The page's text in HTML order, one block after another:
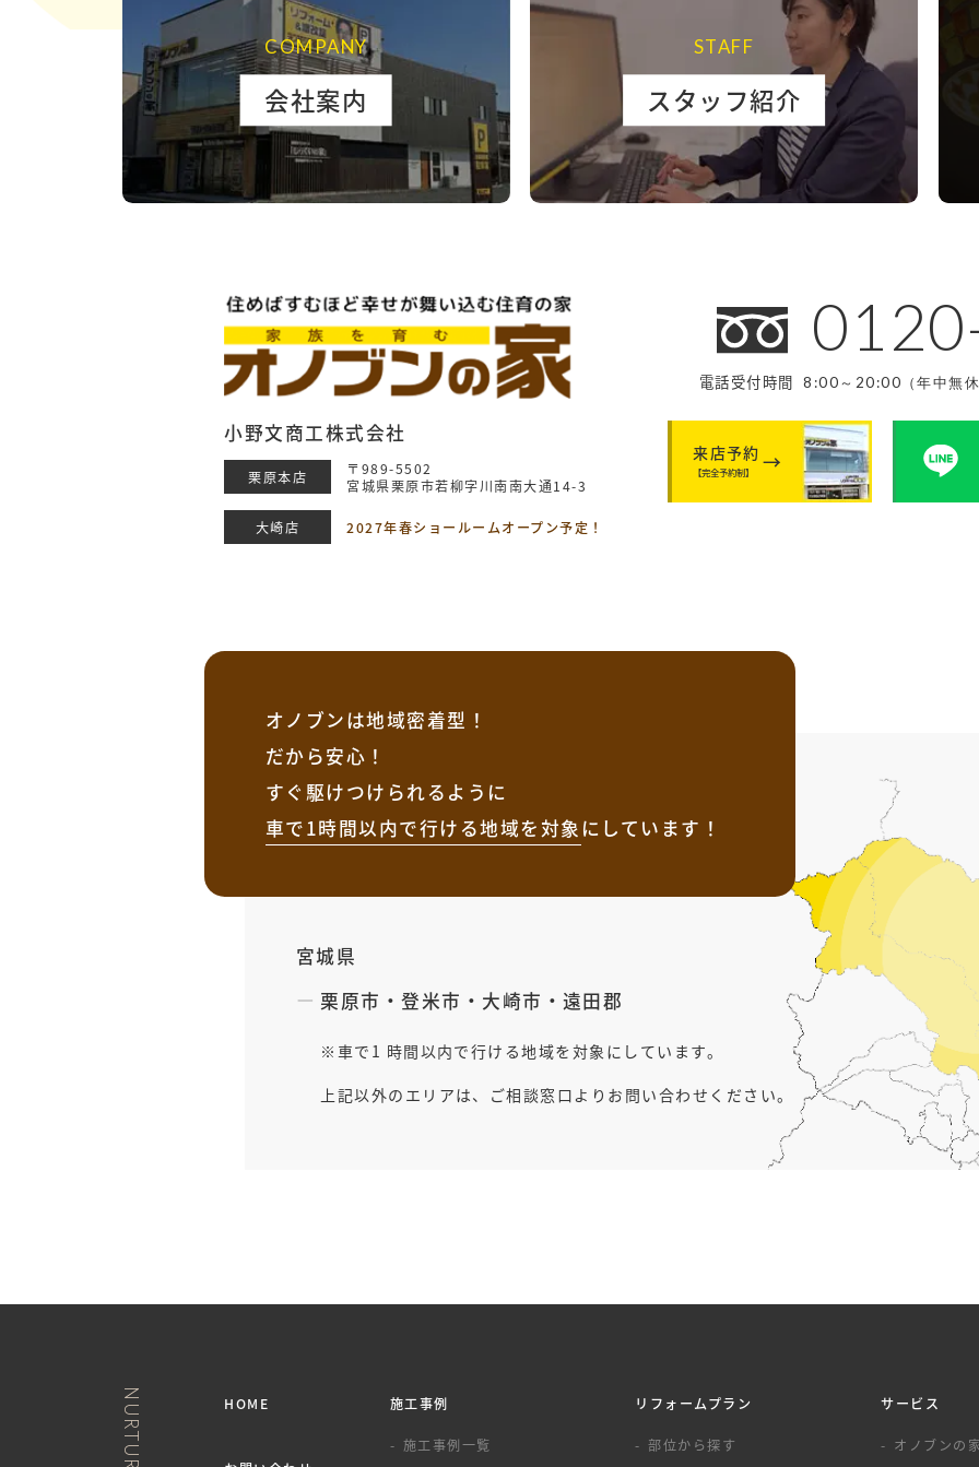
COMPANY
会社案内
STAFF
スタッフ紹介
小野文商工株式会社
栗原本店
〒989-5502
宮城県栗原市若柳字川南南大通14-3
大崎店 2027年春ショールームオープン予定！
電話受付時間8:00～20:00（年中無
来店予約
【完全予約制】
オノブンは地域密着型！
だから安心！
すぐ駆けつけられるように
車で1時間以内で行ける地域を 対象 にしています！
宮城県
栗原市 ・登米市 ・ 大崎市 ・ 遠田郡
車で1 時間以内で行ける地域を対象にしています。
上記以外のエリアは、ご相談窓口よりお問い合わせください。
HOME 施工事例
施工事例一覧
リフォームプラン
部位から探す
サービス
オノブンの